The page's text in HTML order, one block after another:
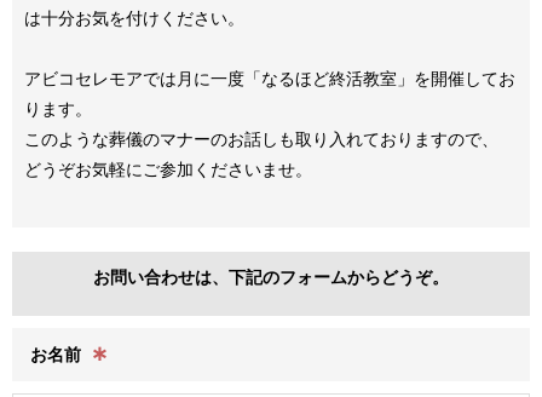
は十分お気を付けください。
アビコセレモアでは月に一度「なるほど終活教室」を開催してお
ります。
このような葬儀のマナーのお話しも取り入れておりますので、
どうぞお気軽にご参加くださいませ。
お問い合わせは、下記のフォームからどうぞ。
お名前 ∗